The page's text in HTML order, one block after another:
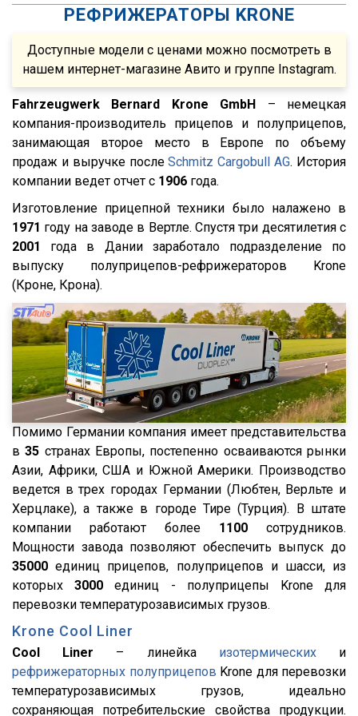
Ali Riza Usta
Штурман Кредо
ХТЗ
Meusburger
Isuzu
Lonking
FH
FH12
FH13
FH440
FMX
FM
TGS
TGX
TGA
XF105
XF106
XG
X3000
X6000
Stralis
Premium
Magnum
Lander
Cargo
HD 500
544018-1320-031
5440А5-370-031
XS International
LVFS3F
CFS
РЕФРИЖЕРАТОРЫ KRONE
Доступные модели с ценами можно посмотреть в
нашем интернет-магазине Авито и группе Instagram.
Fahrzeugwerk Bernard Krone GmbH
– немецкая
компания-производитель прицепов и полуприцепов,
занимающая второе место в Европе по объему
продаж и выручке послеSchmitz Cargobull AG. История
компании ведет отчет с 1906 года.
Изготовление прицепной техники было налажено в
1971 году на заводе в Вертле. Спустя три десятилетия с
2001
года в Дании заработало подразделение по
выпуску полуприцепов-рефрижераторов Krone
(Кроне, Крона).
Помимо Германии компания имеет представительства
в35 странах Европы, постепенно осваиваются рынки
Азии, Африки, США и Южной Америки. Производство
ведется в трех городах Германии (Любтен, Верльте и
Херцлаке), а также в городе Тире (Турция). В штате
компании работают более 1100 сотрудников.
Мощности завода позволяют обеспечить выпуск до
35000 единиц прицепов, полуприцепов и шасси, из
которых3000 единиц - полуприцепы Krone для
перевозки температурозависимых грузов.
Krone Cool Liner
Cool Liner – линейка изотермическихи
рефрижераторных полуприцепов Krone для перевозки
температурозависимых грузов, идеально
сохраняющая потребительские свойства продукции.